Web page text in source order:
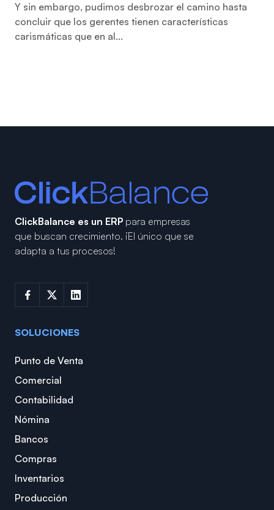
Y sin embargo, pudimos desbrozar el camino hasta
concluir que los gerentes tienen características
carismáticas que en al...
ClickBalance es un ERP para empresas
que buscan crecimiento. ¡El único que se
adapta a tus procesos!
SOLUCIONES
Punto de Venta
Comercial
Contabilidad
Nómina
Bancos
Compras
Inventarios
Producción